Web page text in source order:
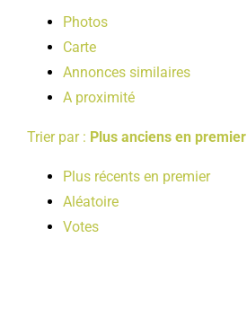
Photos
Carte
Annonces similaires
A proximité
Trier par : Plus anciens en premier
Plus récents en premier
Aléatoire
Votes